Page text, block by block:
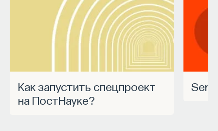
Как запустить спецпроект
на ПостНауке?